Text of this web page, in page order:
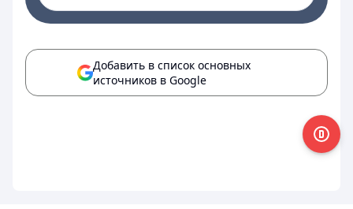
Добавить в список основных
источников в Google